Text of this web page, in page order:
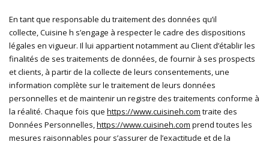
En tant que responsable du traitement des données qu’il
collecte, Cuisine h s’engage à respecter le cadre des dispositions
légales en vigueur. Il lui appartient notamment au Client d’établir les
finalités de ses traitements de données, de fournir à ses prospects
et clients, à partir de la collecte de leurs consentements, une
information complète sur le traitement de leurs données
personnelles et de maintenir un registre des traitements conforme à
la réalité. Chaque fois que https://www.cuisineh.com traite des
Données Personnelles,https://www.cuisineh.com prend toutes les
mesures raisonnables pour s’assurer de l’exactitude et de la